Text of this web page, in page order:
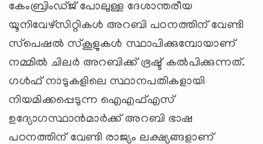
കേംബ്രിംഡ്ജ് പോലുള്ള ദേശാന്തരീയ
യൂനിവേഴ്‌സിറ്റികള്‍ അറബി പഠനത്തിന് വേണ്ടി
സ്‌പെഷല്‍ സ്‌കൂളുകള്‍ സ്ഥാപിക്കുമ്പോയാണ്
നമ്മില്‍ ചിലര്‍ അറബിക്ക് ഭ്രഷ്ട് കല്‍പിക്കുന്നത്.
ഗള്‍ഫ് നാടുകളിലെ സ്ഥാനപതികളായി
നിയമിക്കപ്പെടുന്ന ഐഎഫ്എസ്
ഉദ്യോഗസ്ഥാന്‍മാര്‍ക്ക് അറബി ഭാഷ
പഠനത്തിന് വേണ്ടി രാജ്യം ലക്ഷ്യങ്ങളാണ്